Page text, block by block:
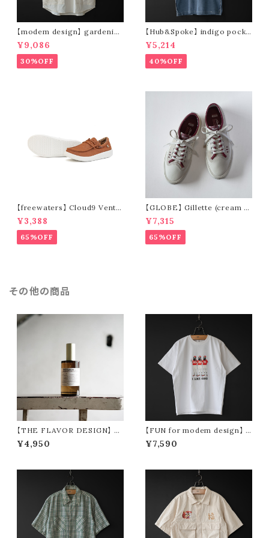
【modem design】 gardenin
g s/s shirt (sand)
¥9,086
30%OFF
【Hub&Spoke】 indigo pocke
t t-shirt (light indigo)
¥5,214
40%OFF
【freewaters】 Cloud9 Ventu
re - Lace Up (brown)
¥3,388
65%OFF
【GLOBE】 Gillette (cream /
pomegranate)
¥7,315
65%OFF
その他の商品
【THE FLAVOR DESIGN】 F
ABRIC MIST 全15種類
¥4,950
【FUN for modem design】 I
LIKE OCKE tee -usa cotto
n- (white)
¥7,590